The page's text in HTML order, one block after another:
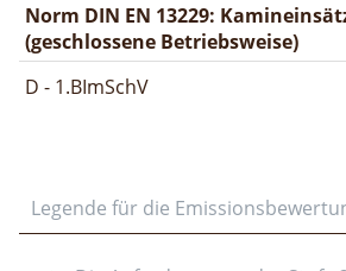
Norm DIN EN 13229:
(geschlossene Betriebsweise)
D - 1.BImSchV
Legende für die